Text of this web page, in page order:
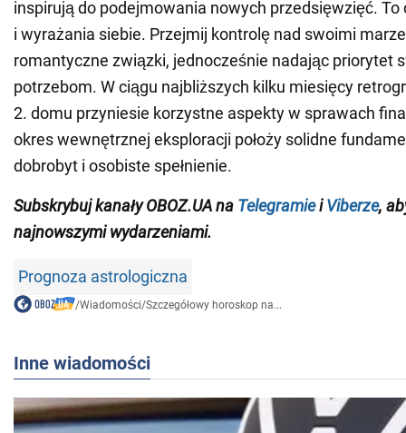
inspirują do podejmowania nowych przedsięwzięć.
i wyrażania siebie. Przejmij kontrolę nad swoimi
romantyczne związki, jednocześnie nadając priorytet
potrzebom. W ciągu najbliższych kilku miesięcy
2. domu przyniesie korzystne aspekty w sprawach
okres wewnętrznej eksploracji położy solidne
dobrobyt i osobiste spełnienie.
Subskrybujkanały OBOZ.UAna TelegramieiViberze,
najnowszymi wydarzeniami.
Prognoza astrologiczna
/Wiadomości/Szczegółowy horoskop na...
Inne wiadomości